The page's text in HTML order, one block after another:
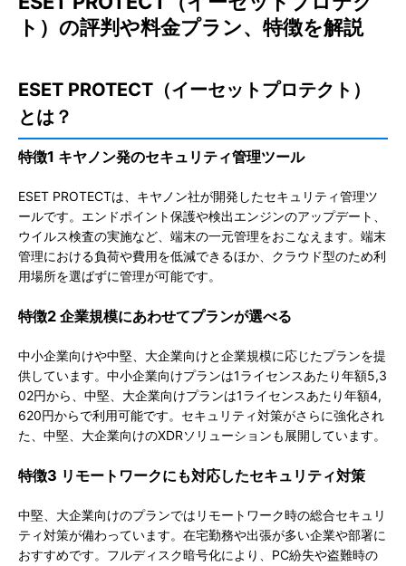
ト）の評判や料金プラン、特徴を解説
ESET PROTECT（イーセットプロテクト）
とは？
特徴1 キヤノン発のセキュリティ管理ツール
ESET PROTECTは、キヤノン社が開発したセキュリティ管理ツ
ールです。エンドポイント保護や検出エンジンのアップデート、
ウイルス検査の実施など、端末の一元管理をおこなえます。端末
管理における負荷や費用を低減できるほか、クラウド型のため利
用場所を選ばずに管理が可能です。
特徴2 企業規模にあわせてプランが選べる
中小企業向けや中堅、大企業向けと企業規模に応じたプランを提
供しています。中小企業向けプランは1ライセンスあたり年額5,3
02円から、中堅、大企業向けプランは1ライセンスあたり年額4,
620円からで利用可能です。セキュリティ対策がさらに強化され
た、中堅、大企業向けのXDRソリューションも展開しています。
特徴3 リモートワークにも対応したセキュリティ対策
中堅、大企業向けのプランではリモートワーク時の総合セキュリ
ティ対策が備わっています。在宅勤務や出張が多い企業や部署に
おすすめです。フルディスク暗号化により、PC紛失や盗難時の